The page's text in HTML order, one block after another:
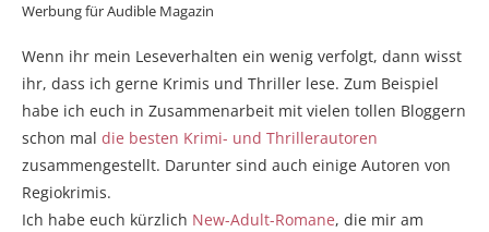
Werbung für Audible Magazin
Wenn ihr mein Leseverhalten ein wenig verfolgt, dann wisst
ihr, dass ich gerne Krimis und Thriller lese. Zum Beispiel
habe ich euch in Zusammenarbeit mit vielen tollen Bloggern
schon mal die besten Krimi- und Thrillerautoren
zusammengestellt. Darunter sind auch einige Autoren von
Regiokrimis.
Ich habe euch kürzlich New-Adult-Romane, die mir am